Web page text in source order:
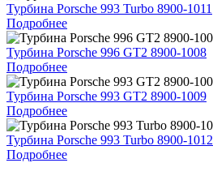
Турбина Porsche 993 Turbo 8900-1011
Подробнее
Турбина Porsche 996 GT2 8900-1008
Подробнее
Турбина Porsche 993 GT2 8900-1009
Подробнее
Турбина Porsche 993 Turbo 8900-1012
Подробнее